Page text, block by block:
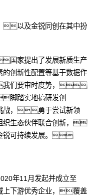
以及金锐同创在其中扮
国家提出了发展新质生产
创新性配置等基于数据作
我们要审时度势，
脚踏实地搞研发创
战，勇于尝试新领
生态伙伴联合创新，
锐可持续发展。
年11月发起并成立至
上下游优秀企业，覆盖